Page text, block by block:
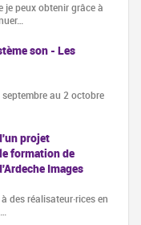
peux obtenir grâce à
son - Les
au 2 octobre
projet
formation de
Images
des réalisateur·rices en